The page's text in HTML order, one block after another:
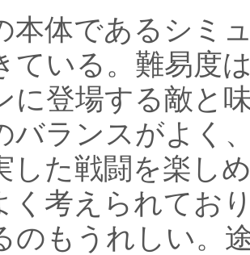
本体であるシミ
ている。難易度
に登場する敵と
バランスがよく
した戦闘を楽し
く考えられてお
のもうれしい。